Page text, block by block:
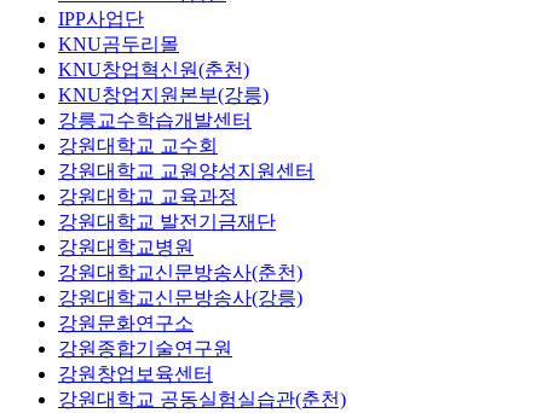
IPP사업단
KNU곰두리몰
KNU창업혁신원(춘천)
KNU창업지원본부(강릉)
강릉교수학습개발센터
강원대학교 교수회
강원대학교 교원양성지원센터
강원대학교 교육과정
강원대학교 발전기금재단
강원대학교병원
강원대학교신문방송사(춘천)
강원대학교신문방송사(강릉)
강원문화연구소
강원종합기술연구원
강원창업보육센터
강원대학교 공동실험실습관(춘천)